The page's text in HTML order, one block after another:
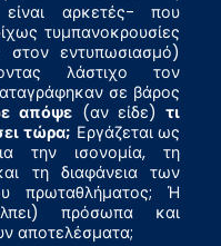
αρκετές- που
τυμπανοκρουσίες
εντυπωσιασμό)
λάστιχο τον
σε βάρος
απόψε (αν είδε)τι
τώρα; Εργάζεται ως
την ισονομία, τη
τη διαφάνεια των
πρωταθλήματος; Ή
πρόσωπα και
αποτελέσματα;